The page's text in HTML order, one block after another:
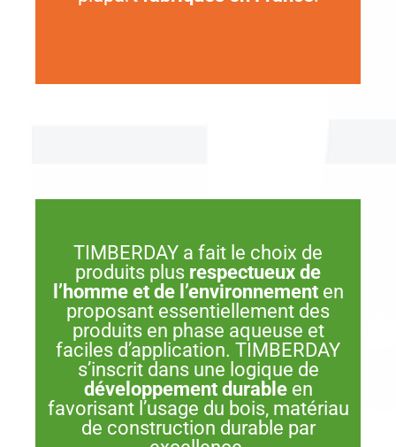
TIMBERDAY a fait le choix de
produits plus respectueux de
l’homme et de l’environnementen
proposant essentiellement des
produits en phase aqueuse et
faciles d’application. TIMBERDAY
s’inscrit dans une logique de
développement durableen
favorisant l’usage du bois, matériau
de construction durable par